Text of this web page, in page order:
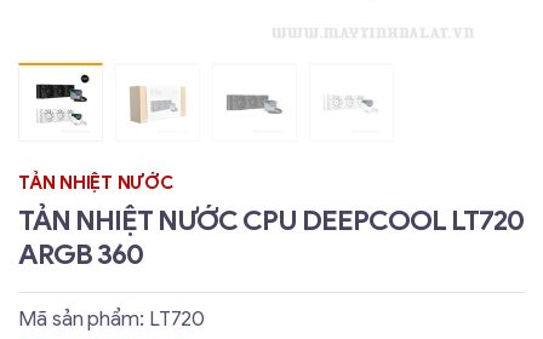
TẢN NHIỆT NƯỚC
TẢN NHIỆT NƯỚC CPU DEEPCOOL LT720
ARGB 360
Mã sản phẩm: LT720